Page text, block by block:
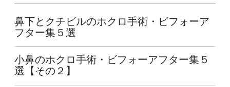
鼻下とクチビルのホクロ手術・ビフォーア
フター集５選
小鼻のホクロ手術・ビフォーアフター集５
選【その２】